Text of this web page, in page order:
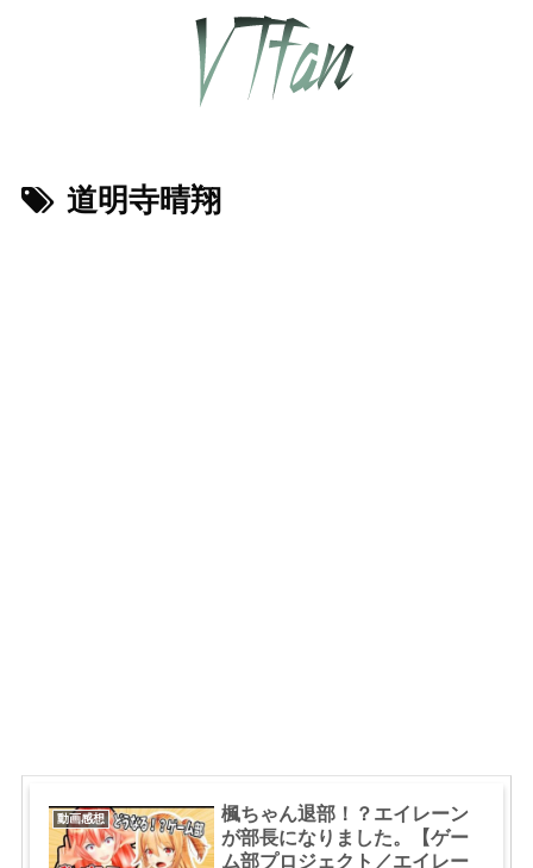
道明寺晴翔
動画感想
楓ちゃん退部！？エイレーン
が部長になりました。【ゲー
ム部プロジェクト／エイレー